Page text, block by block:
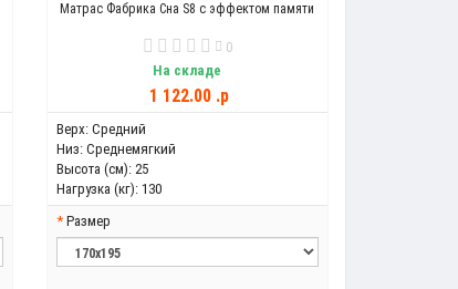
Матрас Фабрика Сна S8 с эффектом памяти
0
На складе
1 122.00 .p
Верх: Средний
Низ: Среднемягкий
Высота (см): 25
Нагрузка (кг): 130
Размер